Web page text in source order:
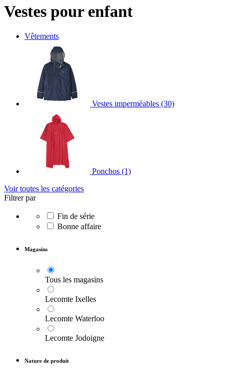
Vestes pour enfant
Vêtements
Vestes imperméables (30)
Ponchos (1)
Voir toutes les catégories
Filtrer par
Fin de série
Bonne affaire
Magasins
Tous les magasins
Lecomte Ixelles
Lecomte Waterloo
Lecomte Jodoigne
Nature de produit